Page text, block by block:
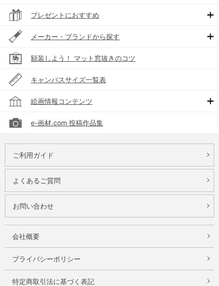
プレゼントにおすすめ
メーカー・ブランドから探す
額装しよう！ マット窓抜きのコツ
キャンバスサイズ一覧表
絵画情報コンテンツ
e-画材.com 投稿作品集
ご利用ガイド
よくあるご質問
お問い合わせ
会社概要
プライバシーポリシー
特定商取引法に基づく表記